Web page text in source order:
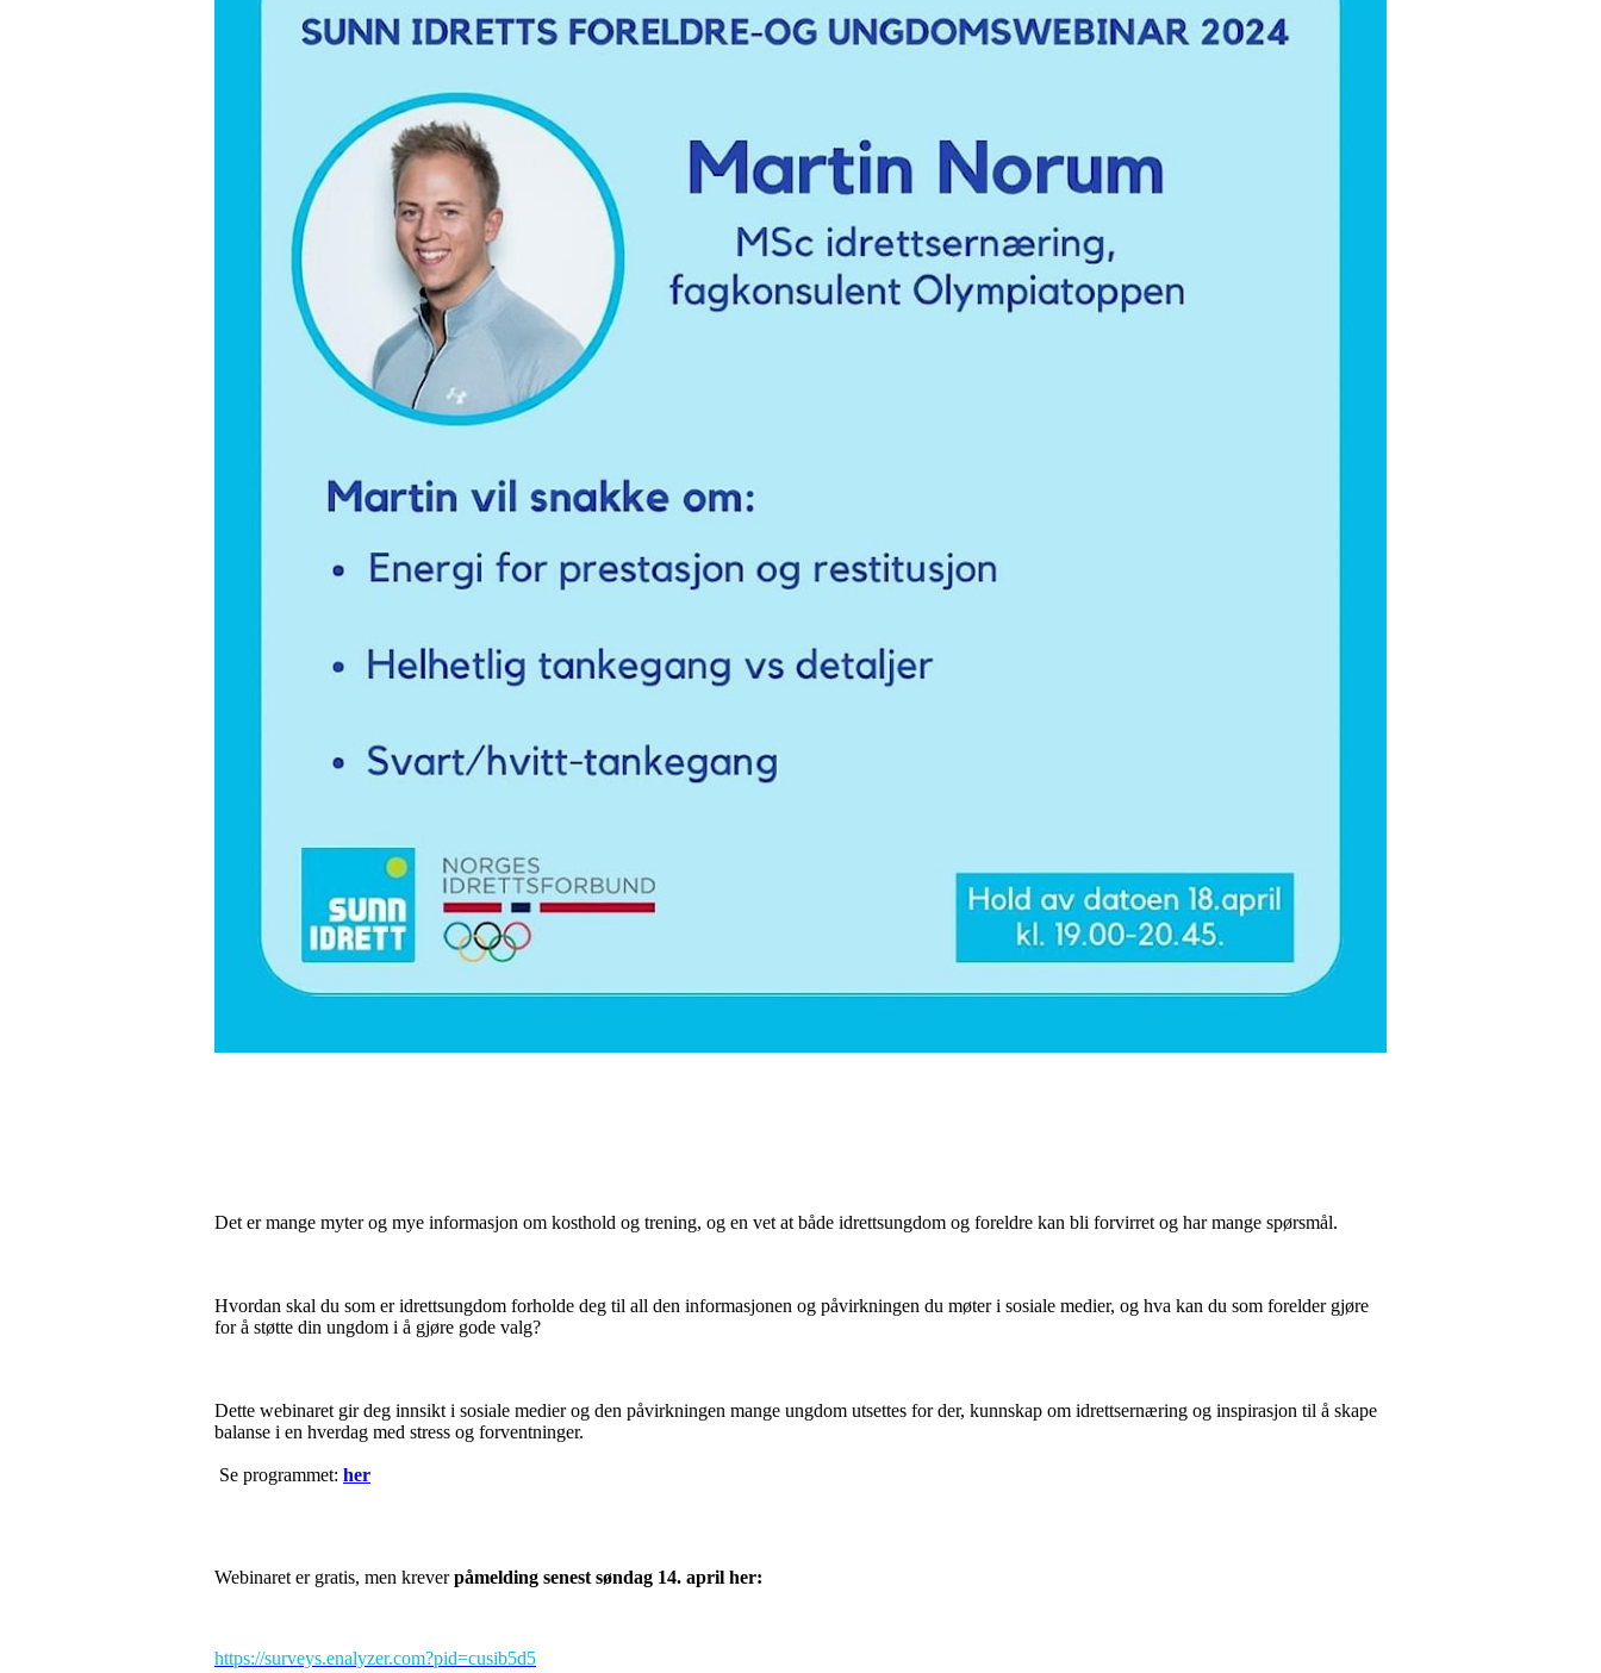
Det er mange myter og mye informasjon om kosthold og trening, og en vet at både idrettsungdom og foreldre kan bli forvirret og har mange spørsmål.
Hvordan skal du som er idrettsungdom forholde deg til all den informasjonen og påvirkningen du møter i sosiale medier, og hva kan du som forelder gjøre
for å støtte din ungdom i å gjøre gode valg?
Dette webinaret gir deg innsikt i sosiale medier og den påvirkningen mange ungdom utsettes for der, kunnskap om idrettsernæring og inspirasjon til å skape
balanse i en hverdag med stress og forventninger.
Se programmet: her
Webinaret er gratis, men kreverpåmelding senest søndag 14. april her:
https://surveys.enalyzer.com?pid=cusib5d5